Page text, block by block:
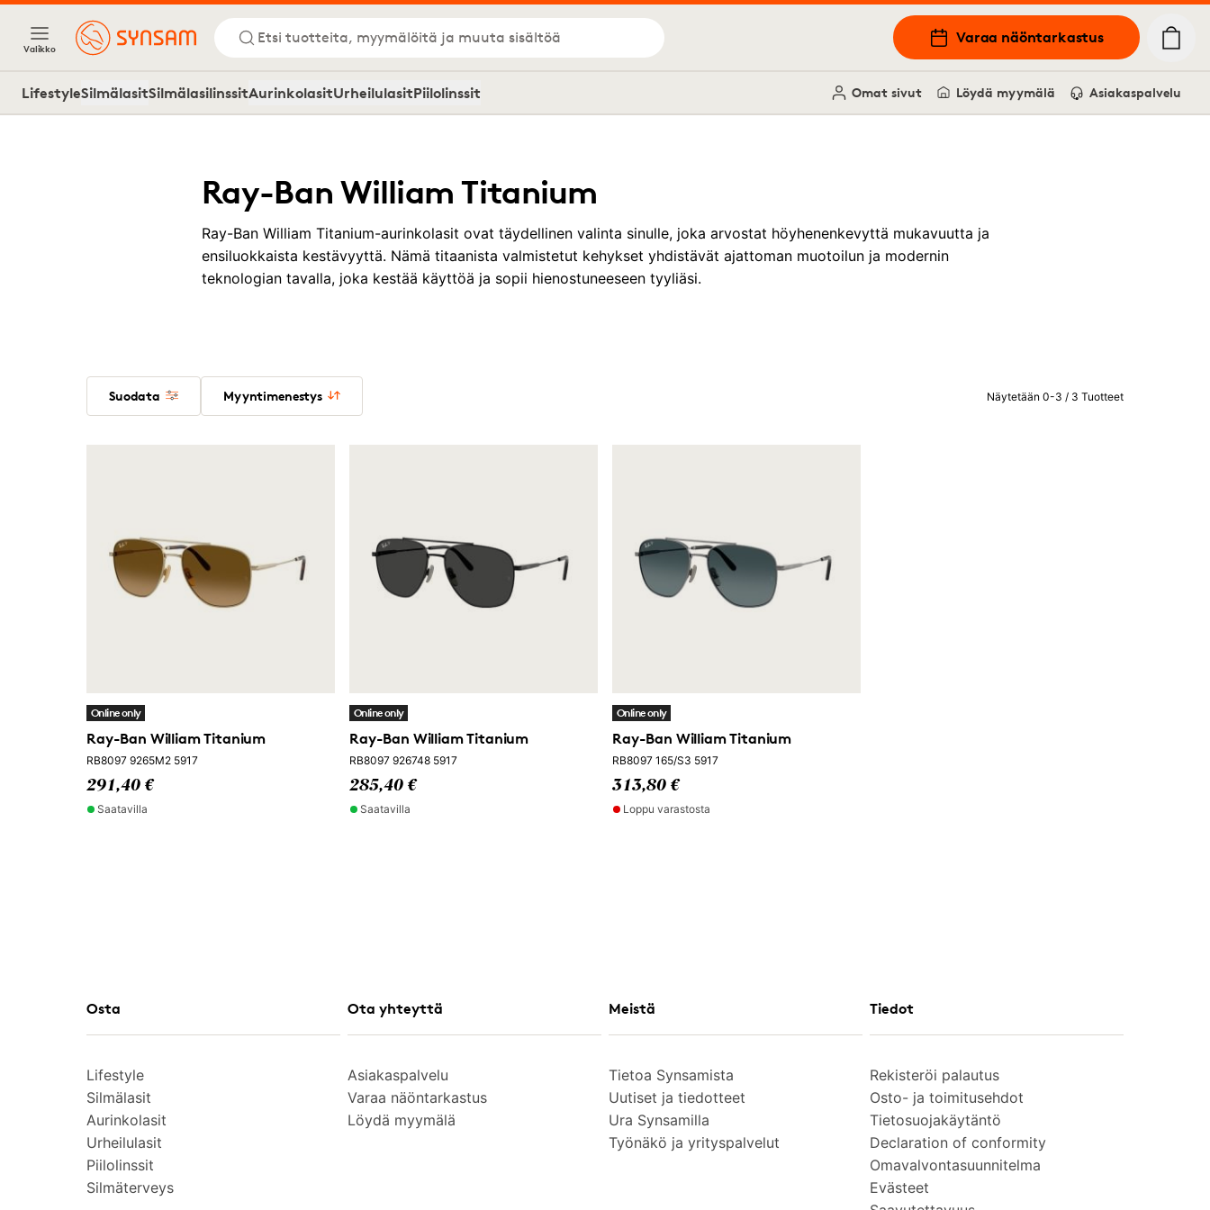
Valikko
Etsi tuotteita, myymälöitä ja muuta sisältöä Varaa näöntarkastus
LifestyleSilmälasitSilmälasilinssitAurinkolasitUrheilulasitPiilolinssit Omat sivut Löydä myymälä Asiakaspalvelu
Ray-Ban William Titanium
Ray-Ban William Titanium-aurinkolasit ovat täydellinen valinta sinulle, joka arvostat höyhenenkevyttä mukavuutta ja
ensiluokkaista kestävyyttä. Nämä titaanista valmistetut kehykset yhdistävät ajattoman muotoilun ja modernin
teknologian tavalla, joka kestää käyttöä ja sopii hienostuneeseen tyyliäsi.
Suodata Myyntimenestys Näytetään 0-3 / 3 Tuotteet
Online only
Ray-Ban William Titanium
RB8097 9265M2 5917
291,40 €
Saatavilla
Online only
Ray-Ban William Titanium
RB8097 926748 5917
285,40 €
Saatavilla
Online only
Ray-Ban William Titanium
RB8097 165/S3 5917
313,80 €
Loppu varastosta
Osta
Lifestyle
Silmälasit
Aurinkolasit
Urheilulasit
Piilolinssit
Silmäterveys
Ota yhteyttä
Asiakaspalvelu
Varaa näöntarkastus
Löydä myymälä
Meistä
Tietoa Synsamista
Uutiset ja tiedotteet
Ura Synsamilla
Työnäkö ja yrityspalvelut
Tiedot
Rekisteröi palautus
Osto- ja toimitusehdot
Tietosuojakäytäntö
Declaration of conformity
Omavalvontasuunnitelma
Evästeet